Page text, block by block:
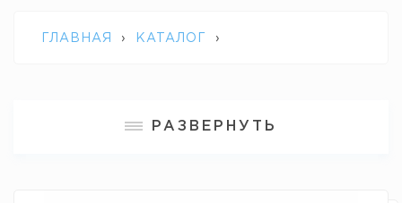
ГЛАВНАЯ › КАТАЛОГ ›
РАЗВЕРНУТЬ